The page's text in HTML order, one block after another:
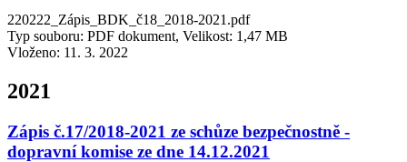
220222_Zápis_BDK_č18_2018-2021.pdf
Typ souboru: PDF dokument, Velikost: 1,47 MB
Vloženo: 11. 3. 2022
2021
Zápis č.17/2018-2021 ze schůze bezpečnostně -
dopravní komise ze dne 14.12.2021